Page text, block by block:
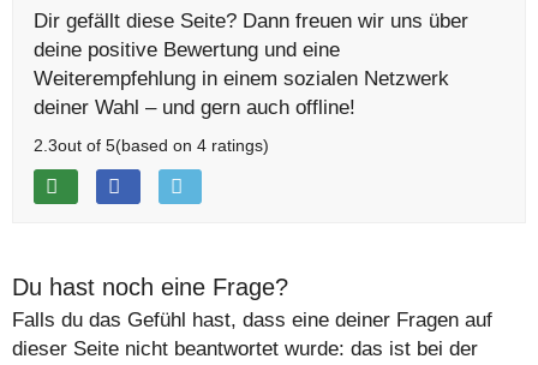
Dir gefällt diese Seite? Dann freuen wir uns über
deine positive Bewertung und eine
Weiterempfehlung in einem sozialen Netzwerk
deiner Wahl – und gern auch offline!
2.3out of 5(based on 4 ratings)
Du hast noch eine Frage?
Falls du das Gefühl hast, dass eine deiner Fragen auf
dieser Seite nicht beantwortet wurde: das ist bei der